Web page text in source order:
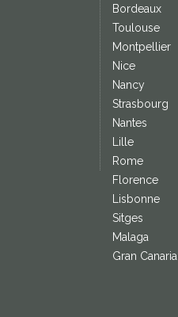
Bordeaux
Toulouse
Montpellier
Nice
Nancy
Strasbourg
Nantes
Lille
Rome
Florence
Lisbonne
Sitges
Malaga
Gran Canaria